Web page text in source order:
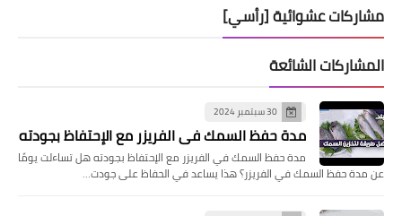
مشاركات عشوائية [رأسي]
المشاركات الشائعة
30 سبتمبر 2024
مدة حفظ السمك في الفريزر مع الإحتفاظ بجودته
مدة حفظ السمك في الفريزر مع الإحتفاظ بجودته هل تساءلت يومًا
عن مدة حفظ السمك في الفريزر؟ هذا يساعد في الحفاظ على جودت…